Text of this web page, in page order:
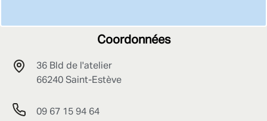
Coordonnées
36 Bld de l'atelier
66240 Saint-Estève
09 67 15 94 64